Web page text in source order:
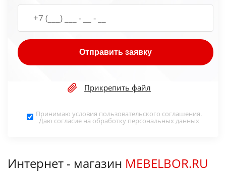
Отправить заявку
Прикрепить файл
Принимаю условия пользовательского соглашения.
Даю согласие на обработку персональных данных
Интернет - магазин MEBELBOR.RU